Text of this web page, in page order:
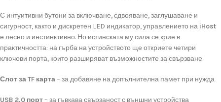
С интуитивни бутони за включване,сдвояване,заглушаване и
сигурност, както и дискретен LED индикатор,управлението на iHost
е лесно и инстинктивно. Но истинската мусиласе крие в
практичността: на гърба наустройството ще откриете четири
ключови порта, които разширяват възможностите засвързване.
СлотзаTF карта– задобавяне надопълнителна памет при нужда
USB 2.0 порт– за гъвкавасвързаностс външни устройства